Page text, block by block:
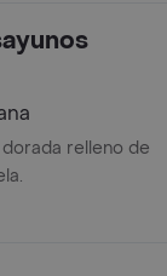
relleno de